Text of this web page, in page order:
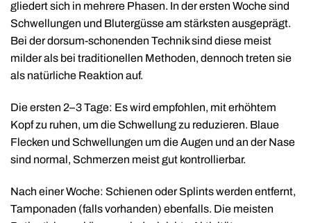
gliedert sich in mehrere Phasen. In der ersten Woche sind
Schwellungen und Blutergüsse am stärksten ausgeprägt.
Bei der dorsum-schonenden Technik sind diese meist
milder als bei traditionellen Methoden, dennoch treten sie
als natürliche Reaktion auf.
Die ersten 2–3 Tage: Es wird empfohlen, mit erhöhtem
Kopf zu ruhen, um die Schwellung zu reduzieren. Blaue
Flecken und Schwellungen um die Augen und an der Nase
sind normal, Schmerzen meist gut kontrollierbar.
Nach einer Woche: Schienen oder Splints werden entfernt,
Tamponaden (falls vorhanden) ebenfalls. Die meisten